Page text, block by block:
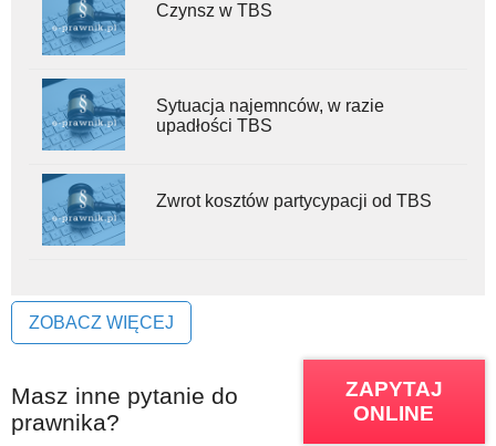
Czynsz w TBS
Sytuacja najemnców, w razie
upadłości TBS
Zwrot kosztów partycypacji od TBS
ZOBACZ WIĘCEJ
Masz inne pytanie do
prawnika?
ZAPYTAJ
ONLINE